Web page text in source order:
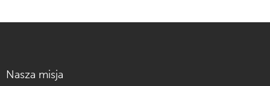
Nasza misja